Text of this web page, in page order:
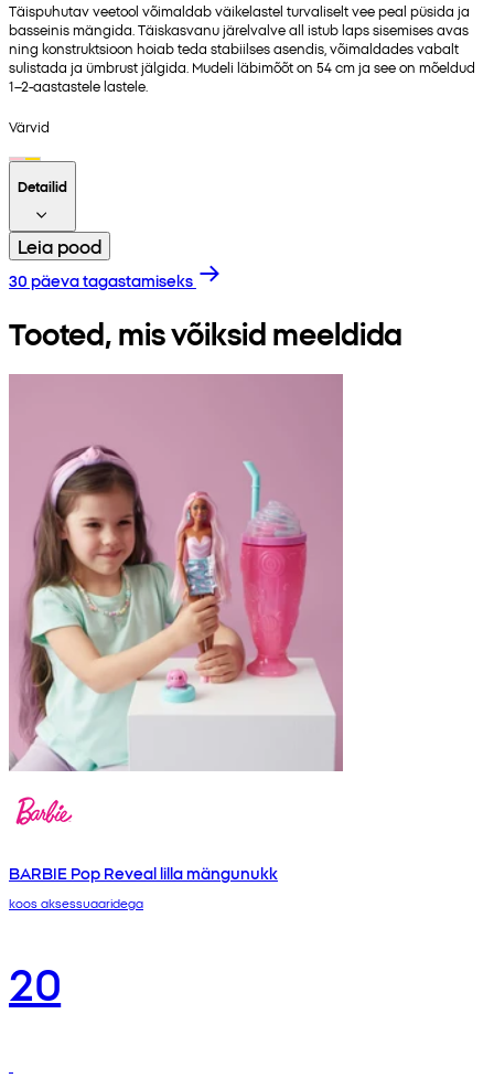
Täispuhutav veetool võimaldab väikelastel turvaliselt vee peal püsida ja
basseinis mängida. Täiskasvanu järelvalve all istub laps sisemises avas
ning konstruktsioon hoiab teda stabiilses asendis, võimaldades vabalt
sulistada ja ümbrust jälgida. Mudeli läbimõõt on 54 cm ja see on mõeldud
1–2‑aastastele lastele.
Värvid
Detailid
Leia pood
30 päeva tagastamiseks
Tooted, mis võiksid meeldida
BARBIE Pop Reveal lilla mängunukk
koos aksessuaaridega
20